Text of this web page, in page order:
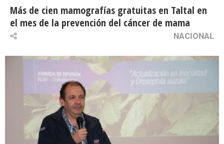
Más de cien mamografías gratuitas en Taltal en
el mes de la prevención del cáncer de mama
NACIONAL